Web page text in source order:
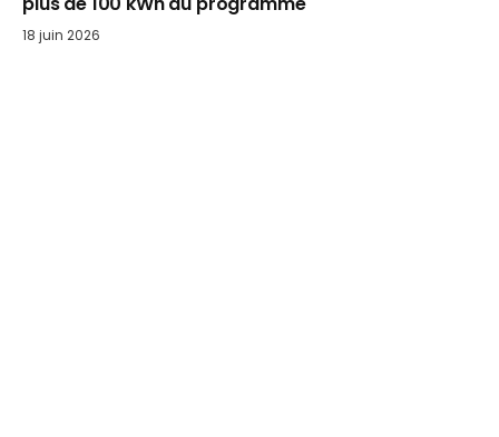
18 juin 2026